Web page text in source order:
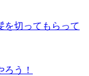
を切ってもらって
う！